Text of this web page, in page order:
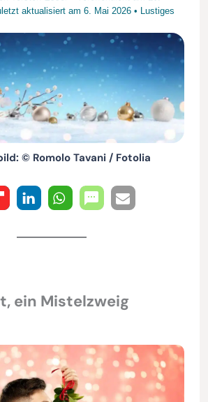
aktualisiert am 6. Mai 2026• Lustiges
© Romolo Tavani / Fotolia
ein Mistelzweig